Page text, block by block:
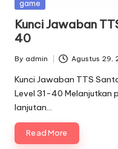
Posted
game
Kunci Jawaban
40
Posted
by
By admin Agustus 29,
Kunci Jawaban TTS
Level 31-40 Melanjutkan
lanjutan…
Read More